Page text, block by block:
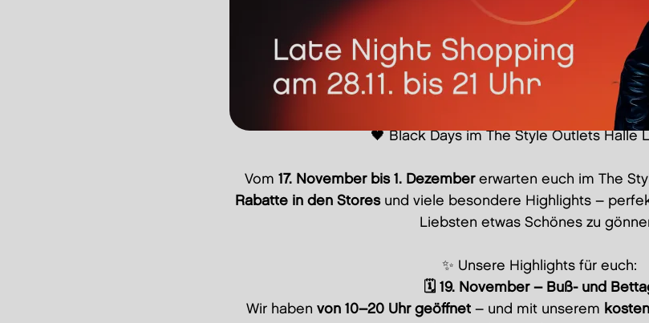
🖤 Black Days im The Style Outlets Halle
Vom 17. November bis 1. Dezembererwarten euch im The
Rabatte in den Storesund viele besondere Highlights –
Liebsten etwas Schönes zu
✨ Unsere Highlights für euch:
🗓️ 19. November – Buß- und
Wir haben von 10–20 Uhr geöffnet– und mit unserem